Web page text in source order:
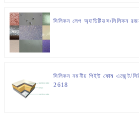
সিলিকন লেপ অ্যাডিটিভস/সিলিকন
সিলিকন নমনীয় পিইউ ফোম এজেন্ট/
2618